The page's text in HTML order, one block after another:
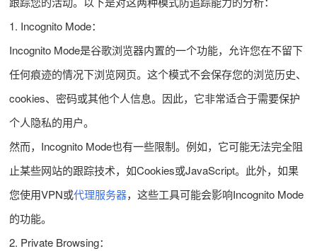
1. Incognito Mode：
Incognito Mode是谷歌浏览器内置的一个功能，允许您在不留下
任何痕迹的情况下浏览网页。这个模式不会保存您的浏览历史、
cookies、密码或其他个人信息。因此，它非常适合于需要保护
个人隐私的用户。
然而，Incognito Mode也有一些限制。例如，它可能无法完全阻
止某些网站的跟踪技术，如Cookies或JavaScript。此外，如果
您使用VPN或代理服务器，这些工具可能会影响Incognito Mode
的功能。
2. Private Browsing：